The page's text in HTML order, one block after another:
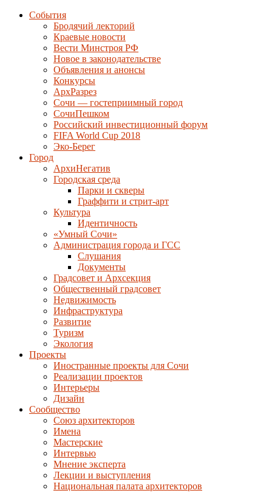
События
Бродячий лекторий
Краевые новости
Вести Минстроя РФ
Новое в законодательстве
Объявления и анонсы
Конкурсы
АрхРазрез
Сочи — гостеприимный город
СочиПешком
Российский инвестиционный форум
FIFA World Cup 2018
Эко-Берег
Город
АрхиНегатив
Городская среда
Парки и скверы
Граффити и стрит-арт
Культура
Идентичность
«Умный Сочи»
Администрация города и ГСС
Слушания
Документы
Градсовет и Архсекция
Общественный градсовет
Недвижимость
Инфраструктура
Развитие
Туризм
Экология
Проекты
Иностранные проекты для Сочи
Реализации проектов
Интерьеры
Дизайн
Сообщество
Союз архитекторов
Имена
Мастерские
Интервью
Мнение эксперта
Лекции и выступления
Национальная палата архитекторов